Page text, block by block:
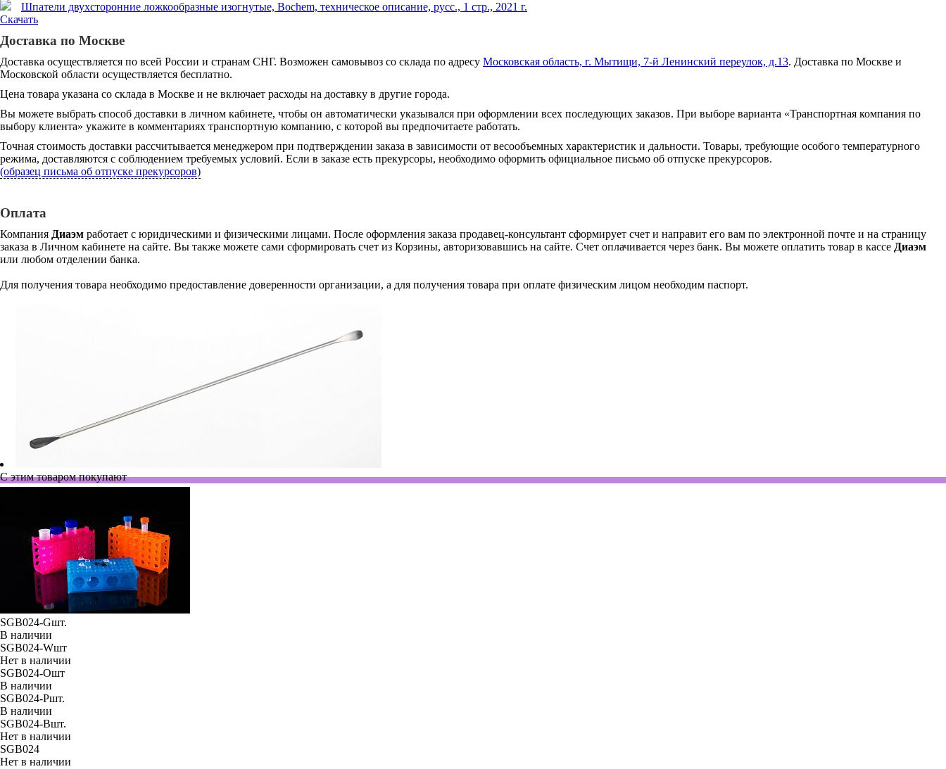
Шпатели двухсторонние ложкообразные изогнутые, Bochem, техническое описание, русс., 1 стр., 2021 г.
Скачать
Доставка по Москве
Доставка осуществляется по всей России и странам СНГ. Возможен самовывоз со склада по адресу Московская область, г. Мытищи, 7-й Ленинский переулок, д.13. Доставка по Москве и
Московской области осуществляется бесплатно.
Цена товара указана со склада в Москве и не включает расходы на доставку в другие города.
Вы можете выбрать способ доставки в личном кабинете, чтобы он автоматически указывался при оформлении всех последующих заказов. При выборе варианта «Транспортная компания по
выбору клиента» укажите в комментариях транспортную компанию, с которой вы предпочитаете работать.
Точная стоимость доставки рассчитывается менеджером при подтверждении заказа в зависимости от весообъемных характеристик и дальности. Товары, требующие особого температурного
режима, доставляются с соблюдением требуемых условий. Если в заказе есть прекурсоры, необходимо оформить официальное письмо об отпуске прекурсоров.
(образец письма об отпуске прекурсоров)
Оплата
Компания Диаэм работает с юридическими и физическими лицами. После оформления заказа продавец-консультант сформирует счет и направит его вам по электронной почте и на страницу
заказа в Личном кабинете на сайте. Вы также можете сами сформировать счет из Корзины, авторизовавшись на сайте. Счет оплачивается через банк. Вы можете оплатить товар в кассе Диаэм
или любом отделении банка.
Для получения товара необходимо предоставление доверенности организации, а для получения товара при оплате физическим лицом необходим паспорт.
С этим товаром покупают
SGB024-Gшт.
В наличии
SGB024-Wшт
Нет в наличии
SGB024-Oшт
В наличии
SGB024-Pшт.
В наличии
SGB024-Bшт.
Нет в наличии
SGB024
Нет в наличии